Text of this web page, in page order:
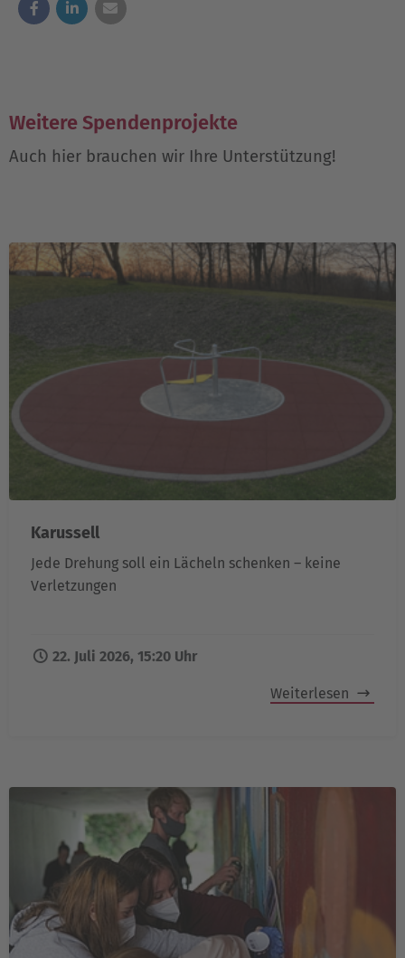
Weitere Spendenprojekte
Auch hier brauchen wir Ihre Unterstützung!
Karussell
Jede Drehung soll ein Lächeln schenken – keine
Verletzungen
22. Juli 2026, 15:20 Uhr
Weiterlesen